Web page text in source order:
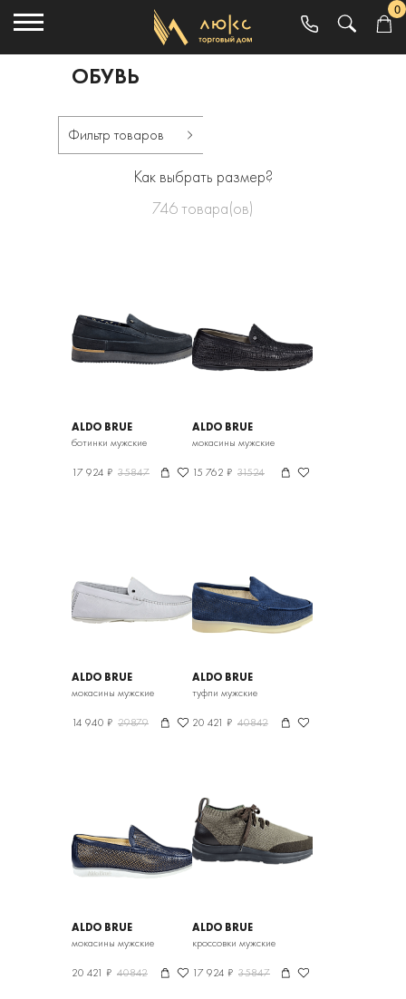
0
ОБУВЬ
Фильтр товаров
Как выбрать размер?
746товара(ов)
ALDO BRUE
ботинки мужские
17 924 ₽ 35847
ALDO BRUE
мокасины мужские
15 762 ₽ 31524
ALDO BRUE
мокасины мужские
14 940 ₽ 29879
ALDO BRUE
туфли мужские
20 421 ₽ 40842
ALDO BRUE
мокасины мужские
20 421 ₽ 40842
ALDO BRUE
кроссовки мужские
17 924 ₽ 35847